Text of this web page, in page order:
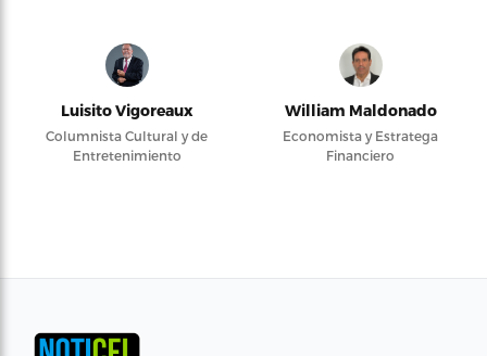
Luisito Vigoreaux
Columnista Cultural y de
Entretenimiento
William Maldonado
Economista y Estratega
Financiero